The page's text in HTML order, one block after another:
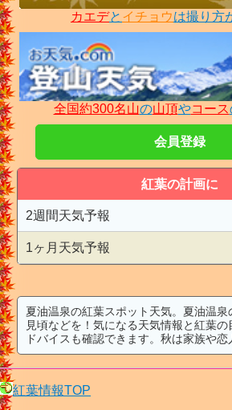
カエデと イチョウは撮り方
全国約300名山の山頂やコース
会員登録
紅葉の計画に
2週間天気予報
1ヶ月天気予報
夏油温泉の紅葉スポット天気。夏油温
見頃などを！気になる天気情報と紅葉
ドバイスも確認できます。秋は家族や恋
紅葉情報TOP